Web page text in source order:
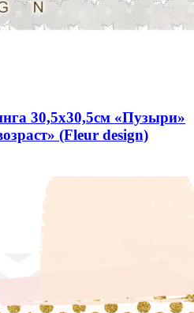
30,5х30,5см «Пузыри»
(Fleur design)